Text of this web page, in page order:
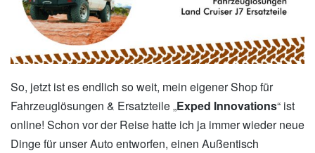
So, jetzt ist es endlich so weit, mein eigener Shop für
Fahrzeuglösungen & Ersatzteile „Exped Innovations“ ist
online! Schon vor der Reise hatte ich ja immer wieder neue
Dinge für unser Auto entworfen, einen Außentisch